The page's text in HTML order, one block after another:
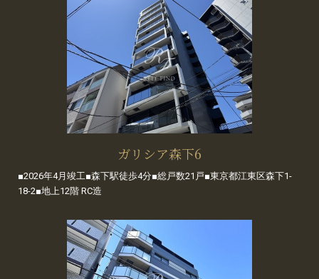
ガリシア森下6
■2026年4月竣工■森下駅徒歩4分■総戸数21戸■東京都江東区森下1-
18-2■地上12階 RC造